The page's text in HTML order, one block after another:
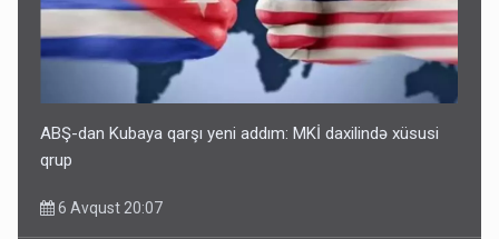
ABŞ-dan Kubaya qarşı yeni addım: MKİ daxilində xüsusi
qrup
6 Avqust 20:07